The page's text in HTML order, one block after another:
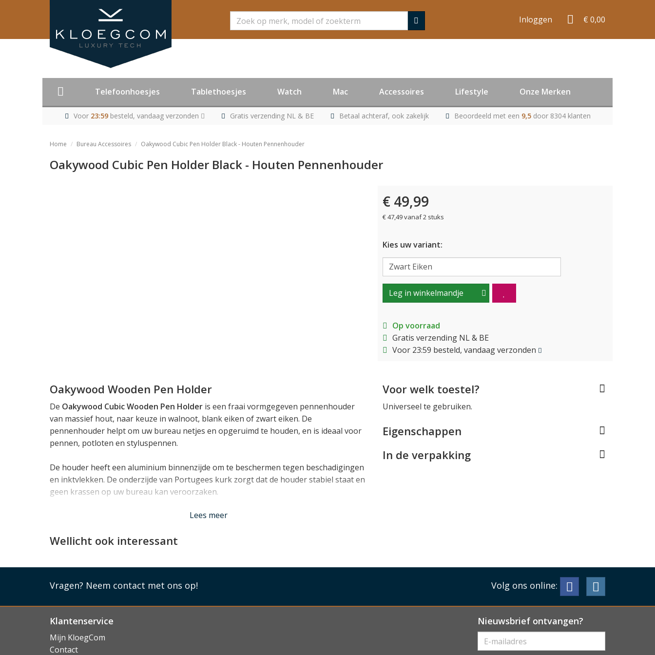
Zoeken Inloggen € 0,00
Telefoonhoesjes Tablethoesjes Watch Mac Accessoires Lifestyle Onze Merken
Voor 23:59besteld, vandaag verzonden Gratis verzending NL & BE Betaal achteraf, ook zakelijk Beoordeeld met een 9,5 door 8304 klanten
Home Bureau Accessoires Oakywood Cubic Pen Holder Black - Houten Pennenhouder
Oakywood Cubic Pen Holder Black - Houten Pennenhouder
€ 49,99
€ 47,49 vanaf 2 stuks
Kies uw variant:
Leg in winkelmandje
Op voorraad
Gratis verzending NL & BE
Voor 23:59 besteld, vandaag verzonden
Oakywood Wooden Pen Holder
De Oakywood Cubic Wooden Pen Holder is een fraai vormgegeven pennenhouder
van massief hout, naar keuze in walnoot, blank eiken of zwart eiken. De
pennenhouder helpt om uw bureau netjes en opgeruimd te houden, en is ideaal voor
pennen, potloten en styluspennen.
De houder heeft een aluminium binnenzijde om te beschermen tegen beschadigingen
en inktvlekken. De onderzijde van Portugees kurk zorgt dat de houder stabiel staat en
geen krassen op uw bureau kan veroorzaken.
Lees minder
Lees meer
Voor welk toestel?
Universeel te gebruiken.
Eigenschappen
In de verpakking
Wellicht ook interessant
Vragen? Neem contact met ons op! Volg ons online:
Klantenservice
Mijn KloegCom
Contact
Nieuwsbrief ontvangen?